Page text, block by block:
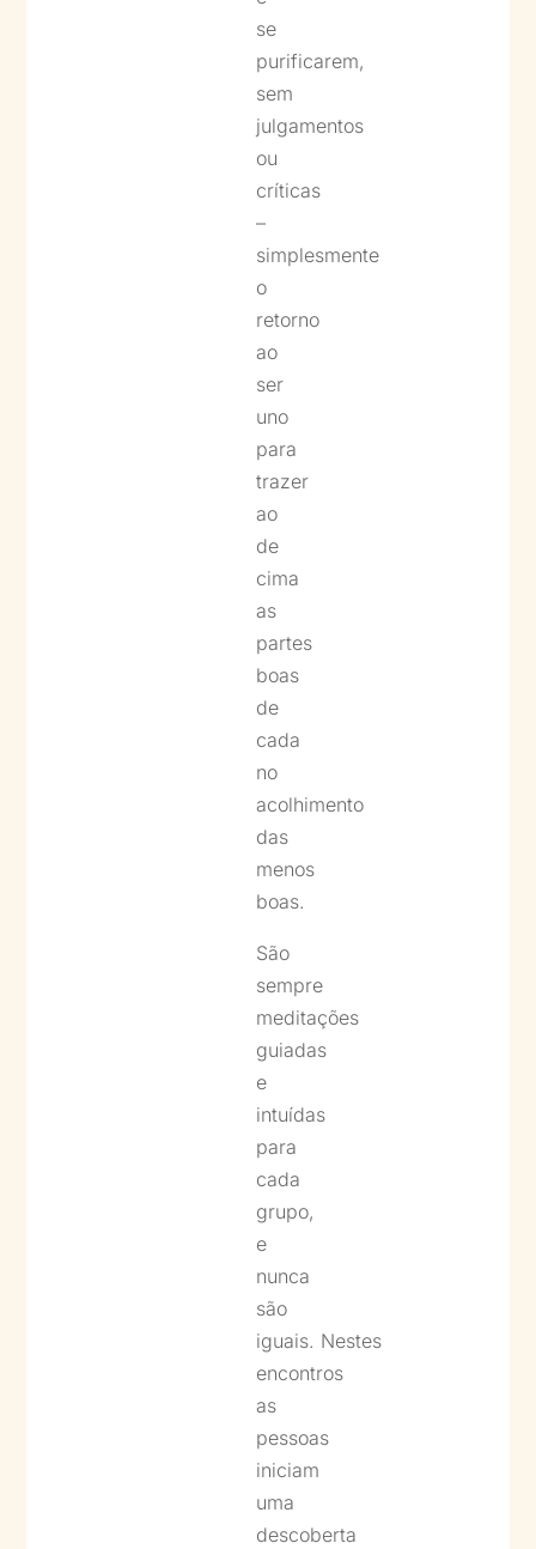
se
purificarem,
sem
julgamentos
ou
críticas
–
simplesmente
o
retorno
ao
ser
uno
para
trazer
ao
de
cima
as
partes
boas
de
cada
no
acolhimento
das
menos
boas.
São
sempre
meditações
guiadas
e
intuídas
para
cada
grupo,
e
nunca
são
iguais. Nestes
encontros
as
pessoas
iniciam
uma
descoberta